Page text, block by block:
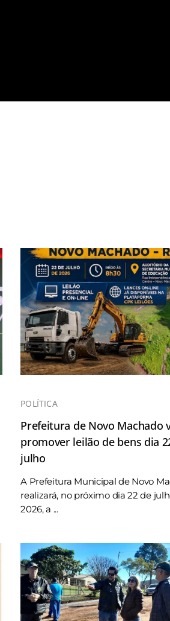
POLÍTICA
Prefeitura de Novo Machado
promover leilão de bens dia
julho
A Prefeitura Municipal de Novo
realizará, no próximo dia 22 de
2026, a ...